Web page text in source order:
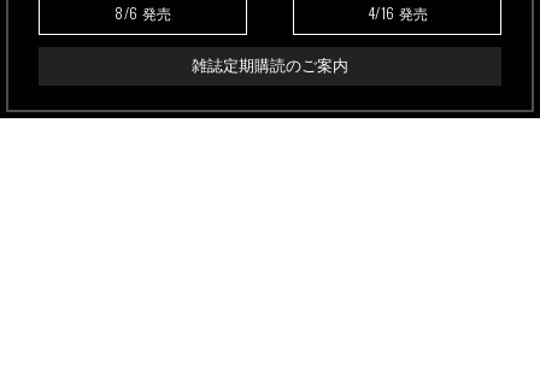
8/6 発売 4/16 発売
雑誌定期購読のご案内